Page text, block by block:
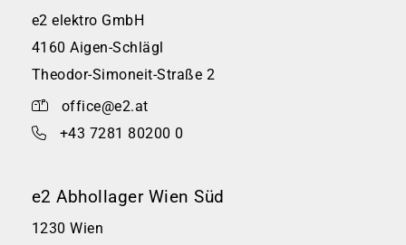
e2 elektro GmbH
4160 Aigen-Schlägl
Theodor-Simoneit-Straße 2
office@e2.at
+43 7281 80200 0
e2 Abhollager Wien Süd
1230 Wien